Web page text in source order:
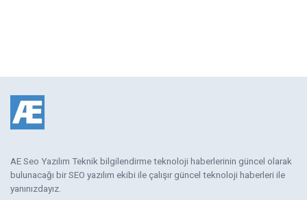
AE Seo Yazılım Teknik bilgilendirme teknoloji haberlerinin güncel olarak
bulunacağı bir SEO yazılım ekibi ile çalışır güncel teknoloji haberleri ile
yanınızdayız.